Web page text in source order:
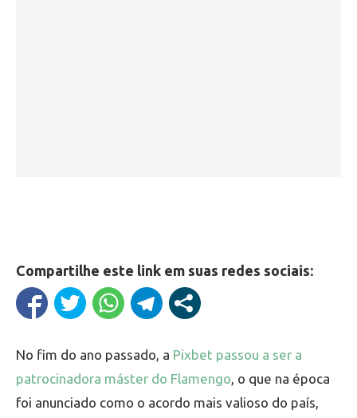
Compartilhe este link em suas redes sociais:
No fim do ano passado, a Pixbet passou a ser a
patrocinadora máster do Flamengo, o que na época
foi anunciado como o acordo mais valioso do país,